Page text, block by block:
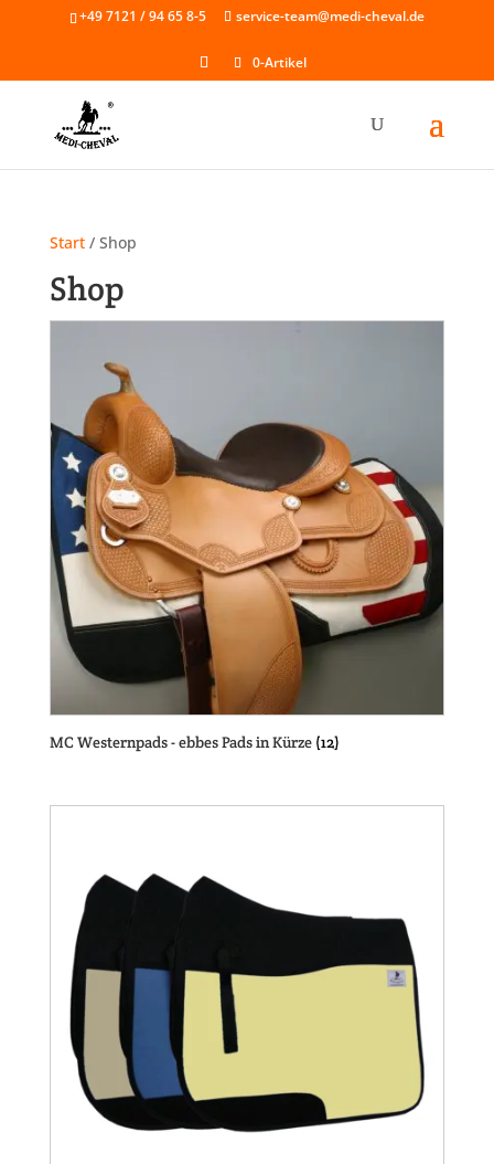
+49 7121 / 94 65 8-5 service-team@medi-cheval.de
0-Artikel
Start/ Shop
Shop
MC Westernpads - ebbes Pads in Kürze (12)